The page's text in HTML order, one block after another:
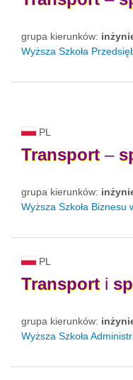
grupa kierunków:
Wyższa Szkoła
PL
Transport–
grupa kierunków:
Wyższa Szkoła Biznesu
PL
Transporti
grupa kierunków:
Wyższa Szkoła